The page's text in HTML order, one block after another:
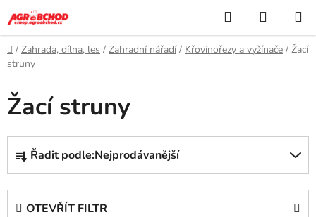
na
obsah
Hledat
KOŠÍK
Domů
/ Zahrada, dílna, les / Zahradní nářadí / Křovinořezy a vyžínače / Žací
struny
Žací struny
Ř
z
Řadit podle:Nejprodávanější
OTEVŘÍT FILTR